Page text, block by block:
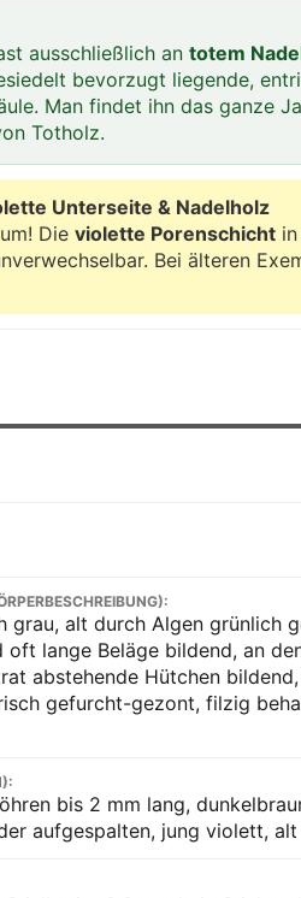
ausschließlich an totem
bevorzugt liegende,
Man findet ihn das ganze
Totholz.
Unterseite & Nadelholz
Die violette Porenschicht
Bei älteren
grau, alt durch Algen grünlich
lange Beläge bildend, an
abstehende Hütchen
gefurcht-gezont, filzig
bis 2 mm lang,
aufgespalten, jung violett,